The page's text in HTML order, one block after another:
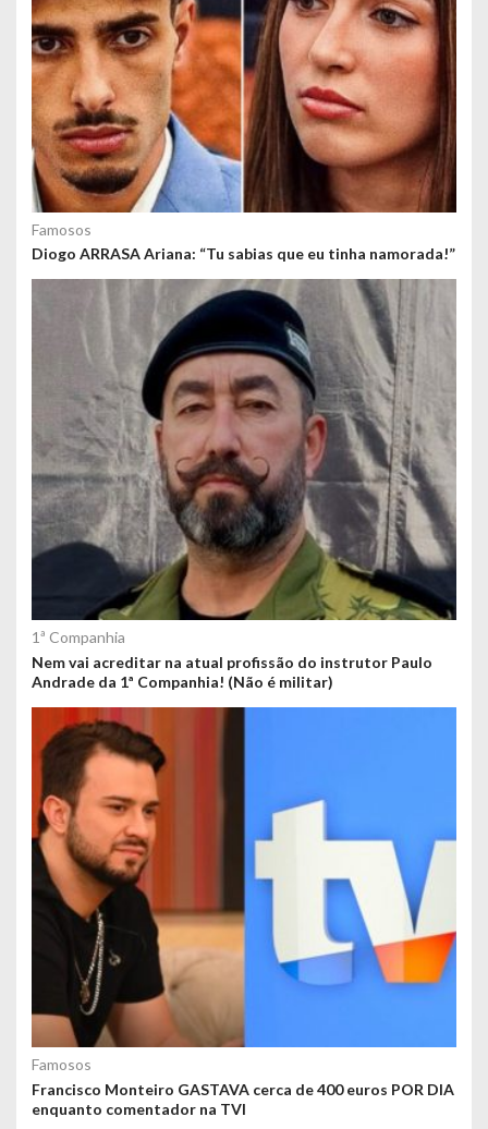
o
s
Famosos
Diogo ARRASA Ariana: “Tu sabias que eu tinha namorada!”
1ª Companhia
Nem vai acreditar na atual profissão do instrutor Paulo
Andrade da 1ª Companhia! (Não é militar)
Famosos
Francisco Monteiro GASTAVA cerca de 400 euros POR DIA
enquanto comentador na TVI